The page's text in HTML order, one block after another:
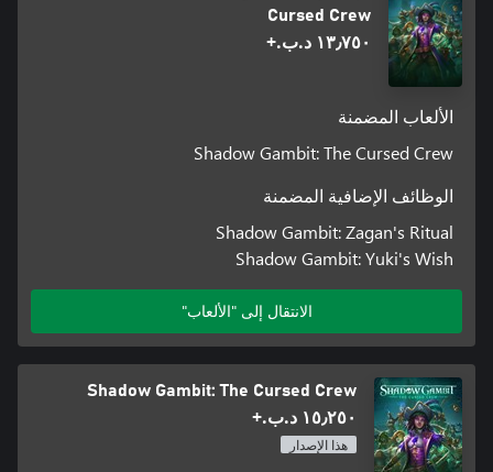
أوقف الزمن لمراجعة اختياراتك الاستراتيجية أو لوضع أفعال متتابعة
غير أسلوبك وخططك حت
Cursed Crew
١٣٫٧٥٠ د.ب.‏+
الألعاب المضمنة
Shadow Gambit: The Cursed Crew
الوظائف الإضافية المضمنة
Shadow Gambit: Zagan's Ritual
Shadow Gambit: Yuki's Wish
الانتقال إلى "الألعاب"
Shadow Gambit: The Cursed Crew
١٥٫٢٥٠ د.ب.‏+
هذا الإصدار